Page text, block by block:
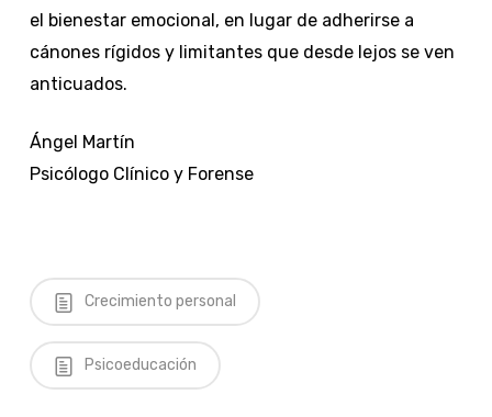
el bienestar emocional, en lugar de adherirse a
cánones rígidos y limitantes que desde lejos se ven
anticuados.
Ángel Martín
Psicólogo Clínico y Forense
Crecimiento personal
Psicoeducación